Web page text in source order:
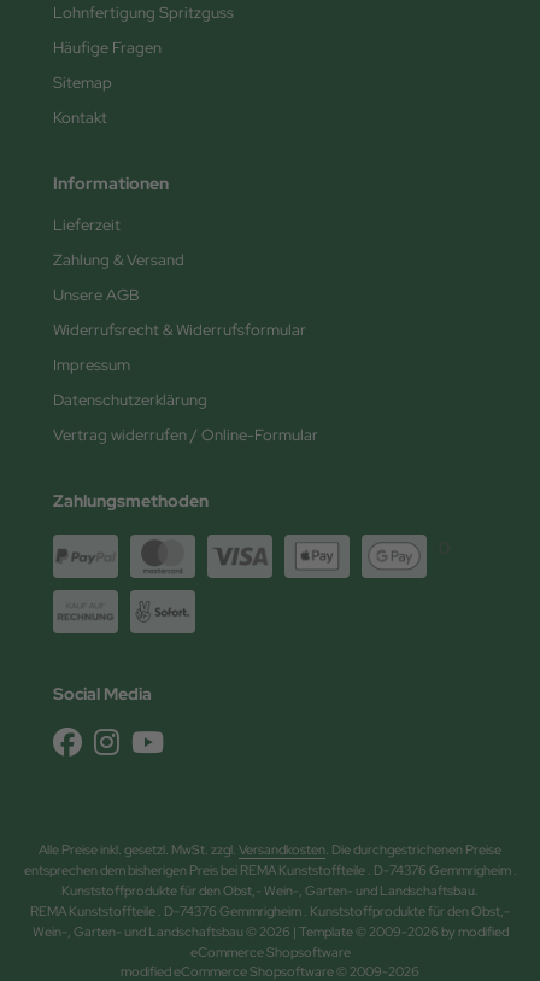
Lohnfertigung Spritzguss
Häufige Fragen
Sitemap
Kontakt
Informationen
Lieferzeit
Zahlung & Versand
Unsere AGB
Widerrufsrecht & Widerrufsformular
Impressum
Datenschutzerklärung
Vertrag widerrufen / Online-Formular
Zahlungsmethoden
Social Media
Alle Preise inkl. gesetzl. MwSt. zzgl. Versandkosten. Die durchgestrichenen Preise
entsprechen dem bisherigen Preis bei REMA Kunststoffteile . D-74376 Gemmrigheim .
Kunststoffprodukte für den Obst,- Wein-, Garten- und Landschaftsbau.
REMA Kunststoffteile . D-74376 Gemmrigheim . Kunststoffprodukte für den Obst,-
Wein-, Garten- und Landschaftsbau © 2026 | Template © 2009-2026 by modified
eCommerce Shopsoftware
modified eCommerce Shopsoftware © 2009-2026